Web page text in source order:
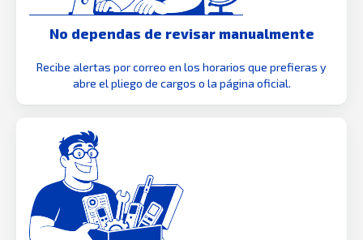
No dependas de revisar manualmente
Recibe alertas por correo en los horarios que prefieras y
abre el pliego de cargos o la página oficial.